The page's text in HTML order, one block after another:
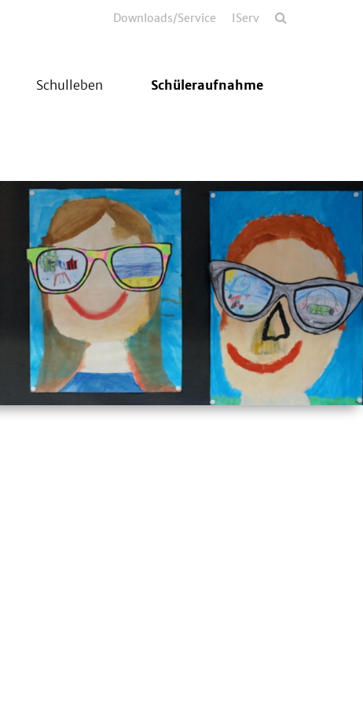
Downloads/Service IServ
Schulleben Schüleraufnahme